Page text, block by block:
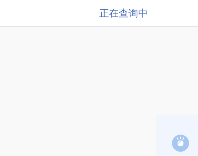
正在查询中